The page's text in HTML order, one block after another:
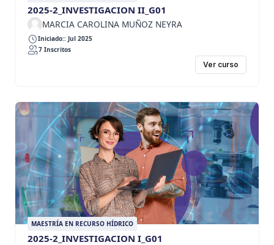
2025-2_INVESTIGACION II_G01
MARCIA CAROLINA MUÑOZ NEYRA
Iniciado:: Jul 2025
7 Inscritos
Ver curso
MAESTRÍA EN RECURSO HÍDRICO
2025-2_INVESTIGACION I_G01